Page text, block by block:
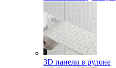
3D панели в рулоне